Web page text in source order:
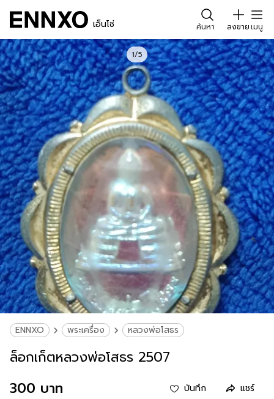
เอ็นโซ่ ค้นหา ลงขายเมนู
1/5
ENNXO พระเครื่อง หลวงพ่อโสธร
ล็อกเก็ตหลวงพ่อโสธร 2507
300 บาท
บันทึก แชร์